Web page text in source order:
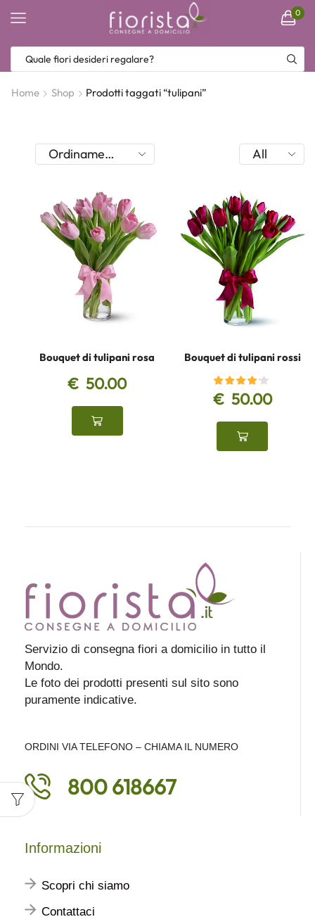
0
Home Shop Prodotti taggati “tulipani”
Bouquet di tulipani rosa
€ 50.00
Bouquet di tulipani rossi
€ 50.00
Servizio di consegna fiori a domicilio in tutto il
Mondo.
Le foto dei prodotti presenti sul sito sono
puramente indicative.
ORDINI VIA TELEFONO – CHIAMA IL NUMERO
800 618667
Informazioni
Scopri chi siamo
Contattaci